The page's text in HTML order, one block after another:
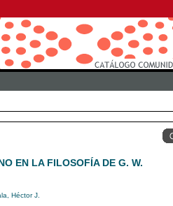
EN LA FILOSOFÍA DE G. W.
Héctor J.